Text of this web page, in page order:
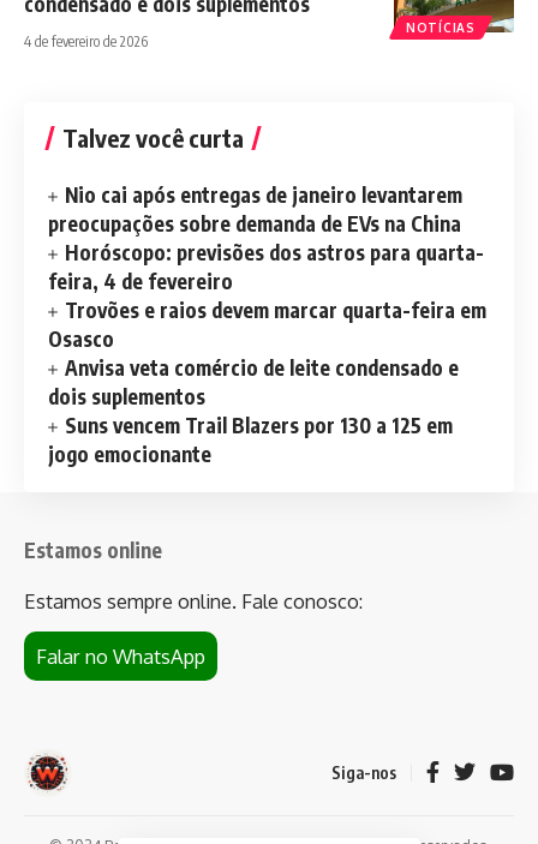
NOTÍCIAS
4 de fevereiro de 2026
Talvez você curta
Nio cai após entregas de janeiro levantarem
preocupações sobre demanda de EVs na China
Horóscopo: previsões dos astros para quarta-
feira, 4 de fevereiro
Trovões e raios devem marcar quarta-feira em
Osasco
Anvisa veta comércio de leite condensado e
dois suplementos
Suns vencem Trail Blazers por 130 a 125 em
jogo emocionante
Estamos online
Estamos sempre online. Fale conosco:
Falar no WhatsApp
Siga-nos